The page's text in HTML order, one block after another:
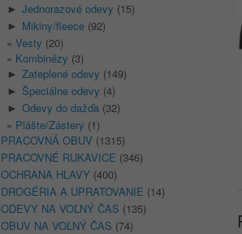
► Jednorazové odevy (15)
► Mikiny/fleece (92)
Vesty (20)
Kombinézy (3)
► Zateplené odevy (149)
► Špeciálne odevy (4)
► Odevy do dažďa (32)
Plášte/Zástery (1)
PRACOVNÁ OBUV (1315)
PRACOVNÉ RUKAVICE (346)
OCHRANA HLAVY (400)
DROGÉRIA A UPRATOVANIE (14)
ODEVY NA VOĽNÝ ČAS (135)
OBUV NA VOĽNÝ ČAS (74)